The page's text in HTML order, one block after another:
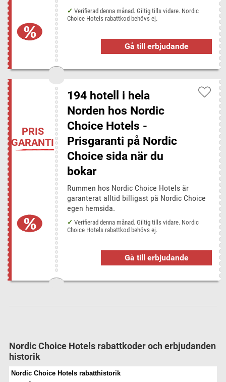
Verifierad denna månad. Giltig tills vidare. Nordic
Choice Hotels rabattkod behövs ej.
Gå till erbjudande
PRIS
GARANTI
194 hotell i hela
Norden hos Nordic
Choice Hotels -
Prisgaranti på Nordic
Choice sida när du
bokar
Rummen hos Nordic Choice Hotels är
garanterat alltid billigast på Nordic Choice
egen hemsida.
Verifierad denna månad. Giltig tills vidare. Nordic
Choice Hotels rabattkod behövs ej.
Gå till erbjudande
Nordic Choice Hotels rabattkoder och erbjudanden
historik
Nordic Choice Hotels rabatthistorik